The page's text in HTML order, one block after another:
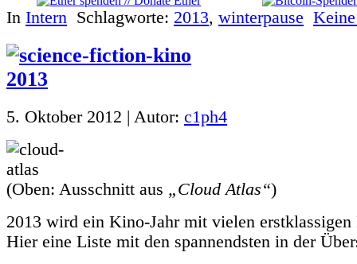
In Intern Schlagworte: 2013, winterpause
5. Oktober 2012 | Autor: c1ph4
(Oben: Ausschnitt aus „Cloud Atlas“)
2013 wird ein Kino-Jahr mit vielen erstklassigen
Hier eine Liste mit den spannendsten in der